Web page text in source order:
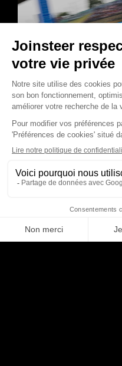
LA
F1 2026 : les
marqué la saison… et
qui ont frustré
Aug 8, 2026